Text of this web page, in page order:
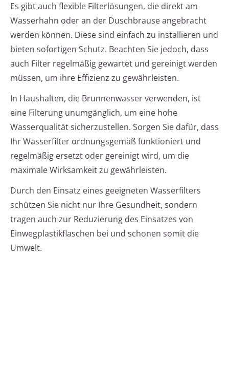
Es gibt auch flexible Filterlösungen, die direkt am
Wasserhahn oder an der Duschbrause angebracht
werden können. Diese sind einfach zu installieren und
bieten sofortigen Schutz. Beachten Sie jedoch, dass
auch Filter regelmäßig gewartet und gereinigt werden
müssen, um ihre Effizienz zu gewährleisten.
In Haushalten, die Brunnenwasser verwenden, ist
eine Filterung unumgänglich, um eine hohe
Wasserqualität sicherzustellen. Sorgen Sie dafür, dass
Ihr Wasserfilter ordnungsgemäß funktioniert und
regelmäßig ersetzt oder gereinigt wird, um die
maximale Wirksamkeit zu gewährleisten.
Durch den Einsatz eines geeigneten Wasserfilters
schützen Sie nicht nur Ihre Gesundheit, sondern
tragen auch zur Reduzierung des Einsatzes von
Einwegplastikflaschen bei und schonen somit die
Umwelt.